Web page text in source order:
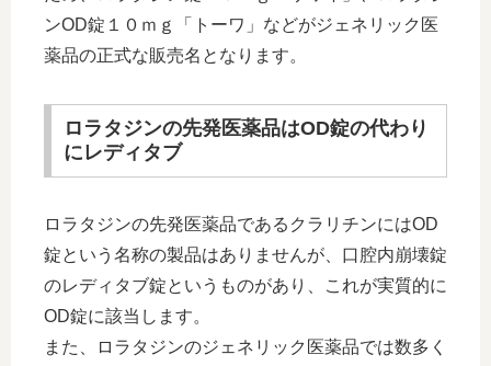
ンOD錠１０ｍｇ「トーワ」などがジェネリック医
薬品の正式な販売名となります。
ロラタジンの先発医薬品はOD錠の代わり
にレディタブ
ロラタジンの先発医薬品であるクラリチンにはOD
錠という名称の製品はありませんが、口腔内崩壊錠
のレディタブ錠というものがあり、これが実質的に
OD錠に該当します。
また、ロラタジンのジェネリック医薬品では数多く